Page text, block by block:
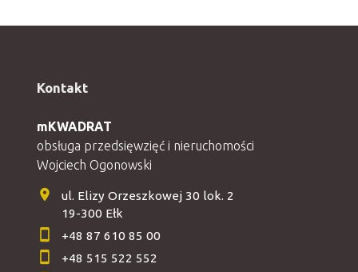
Kontakt
mKWADRAT
obsługa przedsięwzięć i nieruchomości
Wojciech Ogonowski
ul. Elizy Orzeszkowej 30 lok. 2
19-300 Ełk
+48 87 610 85 00
+48 515 522 552